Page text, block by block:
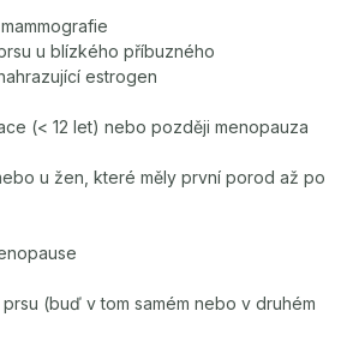
u blízkého příbuzného
estrogen
(< 12 let) nebo později menopauza
u žen, které měly první porod až po
(buď v tom samém nebo v druhém